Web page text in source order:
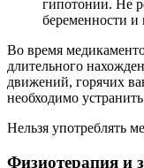
гипотонии. Не
беременности и
Во время
длительного
движений, горячих
необходимо
Нельзя употреблять
Физиотерапия и